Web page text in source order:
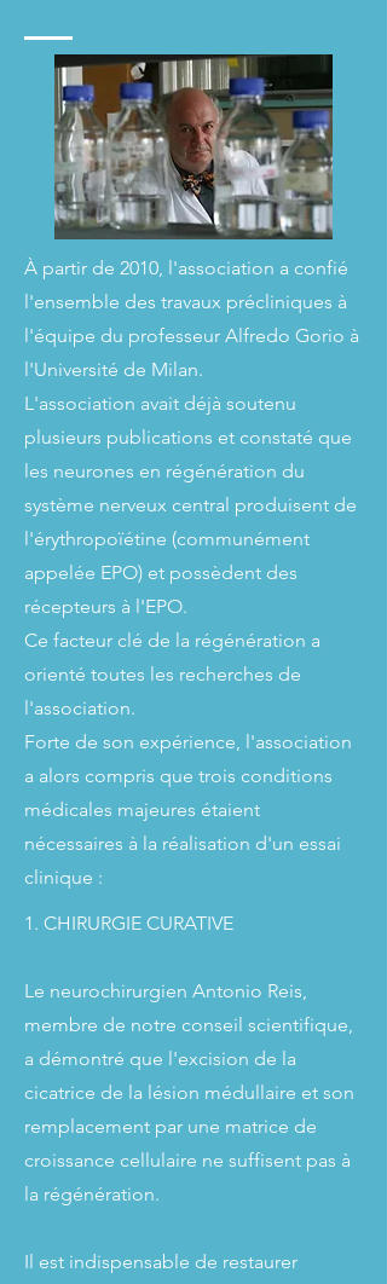
À partir de 2010, l'association a confié
l'ensemble des travaux précliniques à
l'équipe du professeur Alfredo Gorio à
l'Université de Milan.
L'association avait déjà soutenu
plusieurs publications et constaté que
les neurones en régénération du
système nerveux central produisent de
l'érythropoïétine (communément
appelée EPO) et possèdent des
récepteurs à l'EPO.
Ce facteur clé de la régénération a
orienté toutes les recherches de
l'association.
Forte de son expérience, l'association
a alors compris que trois conditions
médicales majeures étaient
nécessaires à la réalisation d'un essai
clinique :
1. CHIRURGIE CURATIVE
Le neurochirurgien Antonio Reis,
membre de notre conseil scientifique,
a démontré que l'excision de la
cicatrice de la lésion médullaire et son
remplacement par une matrice de
croissance cellulaire ne suffisent pas à
la régénération.
Il est indispensable de restaurer